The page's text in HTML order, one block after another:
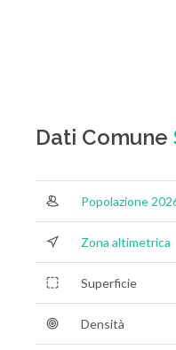
Dati Comune
Popolazione
Zona altimetrica
Superficie
Densità